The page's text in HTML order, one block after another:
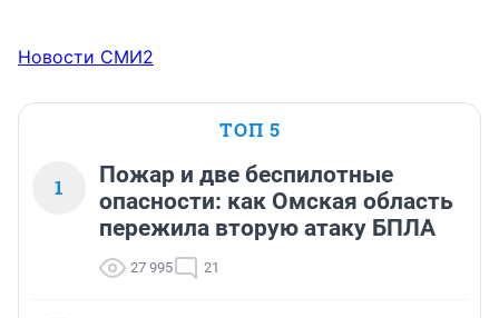
Новости СМИ2
ТОП 5
1
Пожар и две беспилотные
опасности: как Омская область
пережила вторую атаку БПЛА
27 995 21